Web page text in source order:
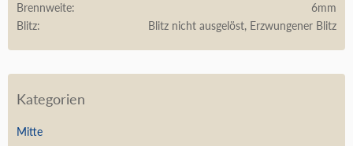
Brennweite
6mm
Blitz
Blitz nicht ausgelöst, Erzwungener Blitz
Kategorien
Mitte